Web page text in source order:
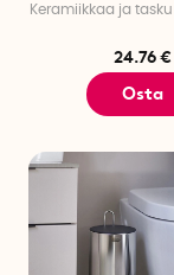
Keramiikkaa ja
24.76 €
Osta